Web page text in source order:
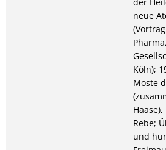
neue
(Vortrag
Köln);
Moste
Haase),
Rebe;
und